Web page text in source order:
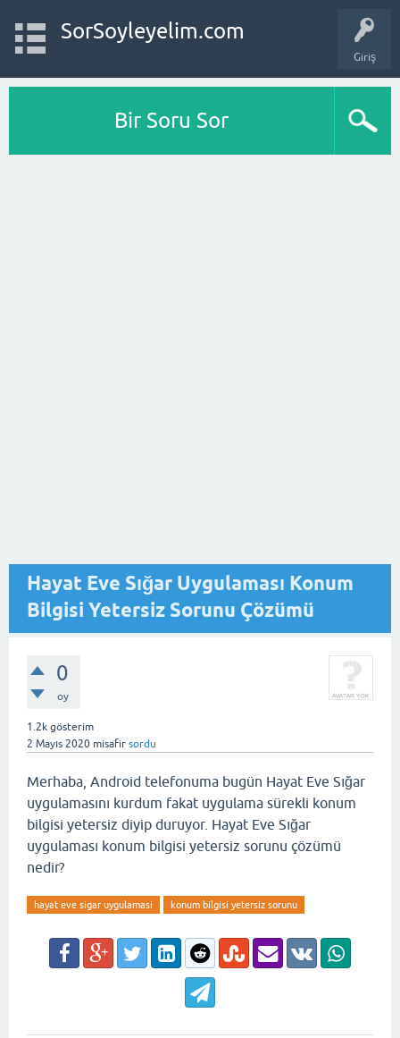
Giriş
SorSoyleyelim.com
Bir Soru Sor
Hayat Eve Sığar Uygulaması Konum
Bilgisi Yetersiz Sorunu Çözümü
0
oy
1.2k gösterim
2 Mayıs 2020 misafir sordu
Merhaba, Android telefonuma bugün Hayat Eve Sığar
uygulamasını kurdum fakat uygulama sürekli konum
bilgisi yetersiz diyip duruyor. Hayat Eve Sığar
uygulaması konum bilgisi yetersiz sorunu çözümü
nedir?
hayat eve sigar uygulamasi konum bilgisi yetersiz sorunu